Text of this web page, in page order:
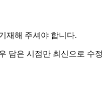
재해 주셔야 합니다.
담은 시점만 최신으로 수정